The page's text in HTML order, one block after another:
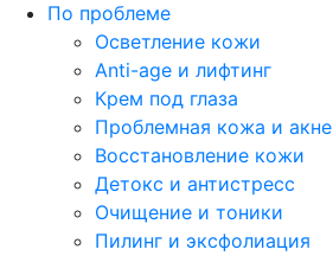
По проблеме
Осветление кожи
Anti-age и лифтинг
Крем под глаза
Проблемная кожа и акне
Восстановление кожи
Детокс и антистресс
Очищение и тоники
Пилинг и эксфолиация